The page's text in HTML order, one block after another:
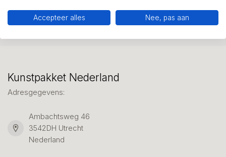
Kunstpakket Nederland
Adresgegevens:
Ambachtsweg 46
3542DH Utrecht
Nederland
Accepteer alles Nee, pas aan